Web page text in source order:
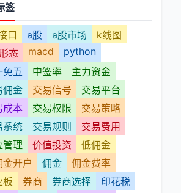
签
口 a股 a股市场
k线图
态
macd
python
免五
中签率
主力资金
佣金
交易信号
交易平台
成本
交易权限
交易策略
系统
交易规则
交易费用
管理
价值投资
低佣金
金开户
佣金
佣金费率
板
券商 券商选择
印花税